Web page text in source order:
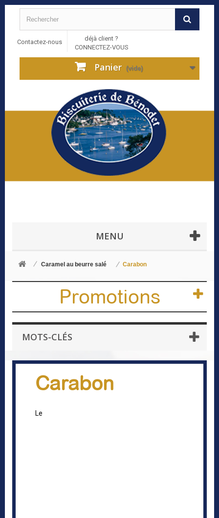
Contactez-nous
déjà client ?
CONNECTEZ-VOUS
Panier (vide)
MENU
Caramel au beurre salé Carabon
Promotions
MOTS-CLÉS
Carabon
Le